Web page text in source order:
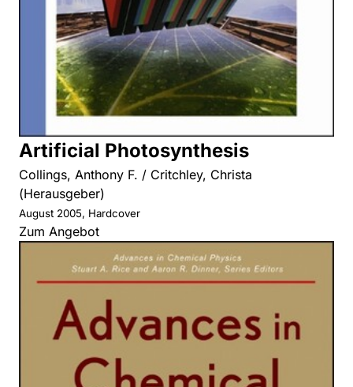
Artificial Photosynthesis
Collings, Anthony F. / Critchley, Christa
(Herausgeber)
August 2005, Hardcover
Zum Angebot